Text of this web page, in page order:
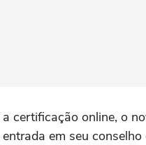
certificação online, o
em seu conselho